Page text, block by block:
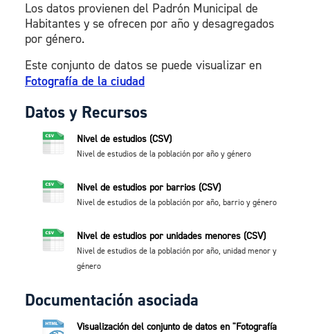
Los datos provienen del Padrón Municipal de
Habitantes y se ofrecen por año y desagregados
por género.
Este conjunto de datos se puede visualizar en
Fotografía de la ciudad
Datos y Recursos
Nivel de estudios (CSV)
Nivel de estudios de la población por año y género
Nivel de estudios por barrios (CSV)
Nivel de estudios de la población por año, barrio y género
Nivel de estudios por unidades menores (CSV)
Nivel de estudios de la población por año, unidad menor y
género
Documentación asociada
Visualización del conjunto de datos en "Fotografía